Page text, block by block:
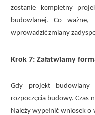
zostanie kompletny
budowlanej. Co ważne,
wprowadzić zmiany
Krok 7: Załatwiamy
Gdy projekt
rozpoczęcia budowy. Czas
Należy wypełnić wniosek